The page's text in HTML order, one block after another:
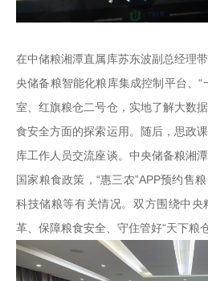
在中储粮湘潭直属库苏东波副总经理
央储备粮智能化粮库集成控制平台、“
室、红旗粮仓二号仓，实地了解大数
食安全方面的探索运用。随后，思政
库工作人员交流座谈。中央储备粮湘
国家粮食政策，“惠三农”APP预约售
科技储粮等有关情况。双方围绕中
革、保障粮食安全、守住管好“天下粮